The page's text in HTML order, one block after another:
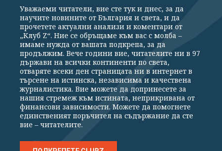
Общи условия
Политика за поверителност
Реклама
Партньори Контакти
За Клуб Z
Екип
Подкрепете ни
Издател на www.clubz.bg е „Клуб Зебра Медия“ ЕООД, София, ул. "Алеко
Константинов" 3. Всички права запазени 2026 „Клуб Зебра Медия“
Препечатването на материали, снимки и видео от www.clubz.bg без
разрешение ще бъде преследвано по съдебен път, съгласно
Уважаеми читатели, вие сте тук и днес, за да
научите новините от България и света, и да
прочетете актуални анализи и коментари от
„Клуб Z“. Ние се обръщаме към вас с молба –
имаме нужда от вашата подкрепа, за да
продължим. Вече години вие, читателите ни в 97
държави на всички континенти по света,
отваряте всеки ден страницата ни в интернет в
търсене на истинска, независима и качествена
журналистика. Вие можете да допринесете за
нашия стремеж към истината, неприкривана от
финансови зависимости. Можете да помогнете
единственият поръчител на съдържание да сте
вие – читателите.